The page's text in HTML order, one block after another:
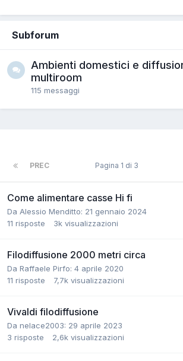
Subforum
Ambienti domestici e
multiroom
115 messaggi
PREC Pagina 1 di 3
Come alimentare casse Hi fi
Da Alessio Menditto: 21 gennaio 2024
11 risposte 3k visualizzazioni
Filodiffusione 2000 metri circa
Da Raffaele Pirfo: 4 aprile 2020
11 risposte 7,7k visualizzazioni
Vivaldi filodiffusione
Da nelace2003: 29 aprile 2023
3 risposte 2,6k visualizzazioni